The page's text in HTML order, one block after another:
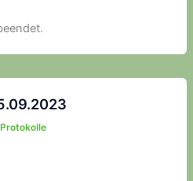
Protokolle